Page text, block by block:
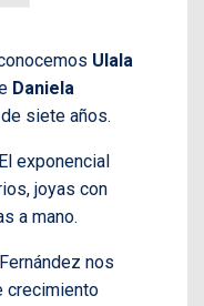
Ulala
Daniela
siete años.
exponencial
joyas con
a mano.
nos
crecimiento